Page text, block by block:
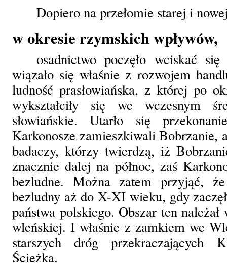
Dopiero na przełomie starej i
w okresie rzymskich wpływów,
osadnictwo poczęło wciskać
wiązało się właśnie z rozwojem
ludność prasłowiańska, z której po
wykształciły się we wczesnym
słowiańskie. Utarło się
Karkonosze zamieszkiwali Bobrzanie,
badaczy, którzy twierdzą, iż
znacznie dalej na północ, zaś
bezludne. Można zatem przyjąć,
bezludny aż do X-XI wieku, gdy
państwa polskiego. Obszar ten
wleńskiej. I właśnie z zamkiem we
starszych dróg przekraczających
Ścieżka.